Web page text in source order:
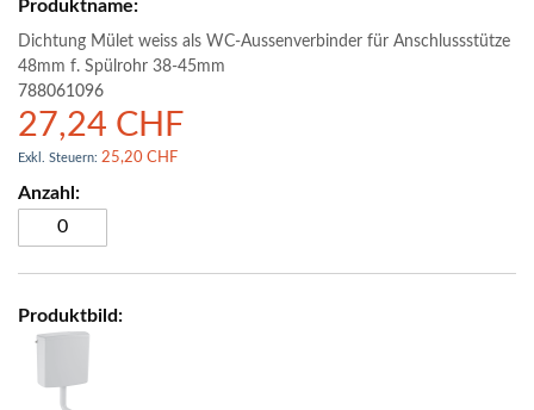
Dichtung Mület weiss als WC-Aussenverbinder für Anschlussstütze
48mm f. Spülrohr 38-45mm
788061096
27,24 CHF
25,20 CHF